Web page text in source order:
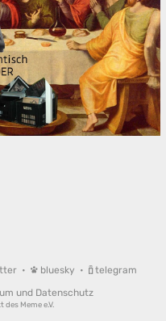
• bluesky •
telegram
und Datenschutz
des Meme e.V.